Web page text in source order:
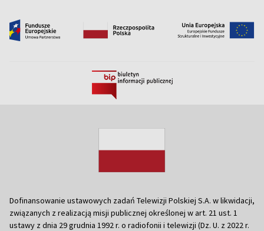
Dofinansowanie ustawowych zadań Telewizji Polskiej S.A. w likwidacji,
związanych z realizacją misji publicznej określonej w art. 21 ust. 1
ustawy z dnia 29 grudnia 1992 r. o radiofonii i telewizji (Dz. U. z 2022 r.